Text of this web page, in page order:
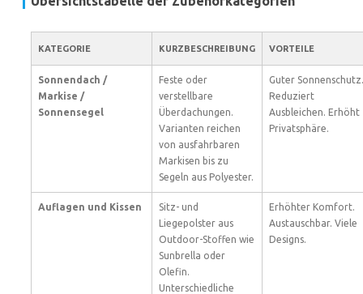
KATEGORIE KURZBESCHREIBUNG VORTEILE
Sonnendach /
Markise /
Sonnensegel
Feste oder
verstellbare
Überdachungen.
Varianten reichen
von ausfahrbaren
Markisen bis zu
Segeln aus Polyester.
Guter Sonnenschutz.
Reduziert
Ausbleichen. Erhöht
Privatsphäre.
Auflagen und Kissen
Sitz- und
Liegepolster aus
Outdoor-Stoffen wie
Sunbrella oder
Olefin.
Unterschiedliche
Erhöhter Komfort.
Austauschbar. Viele
Designs.